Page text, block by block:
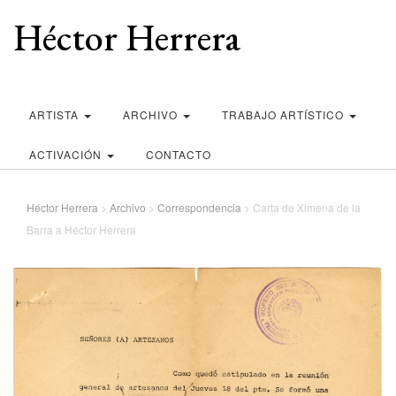
Héctor Herrera
ARTISTA ARCHIVO TRABAJO ARTÍSTICO
ACTIVACIÓN CONTACTO
Héctor Herrera > Archivo > Correspondencia > Carta de Ximena de la
Barra a Héctor Herrera